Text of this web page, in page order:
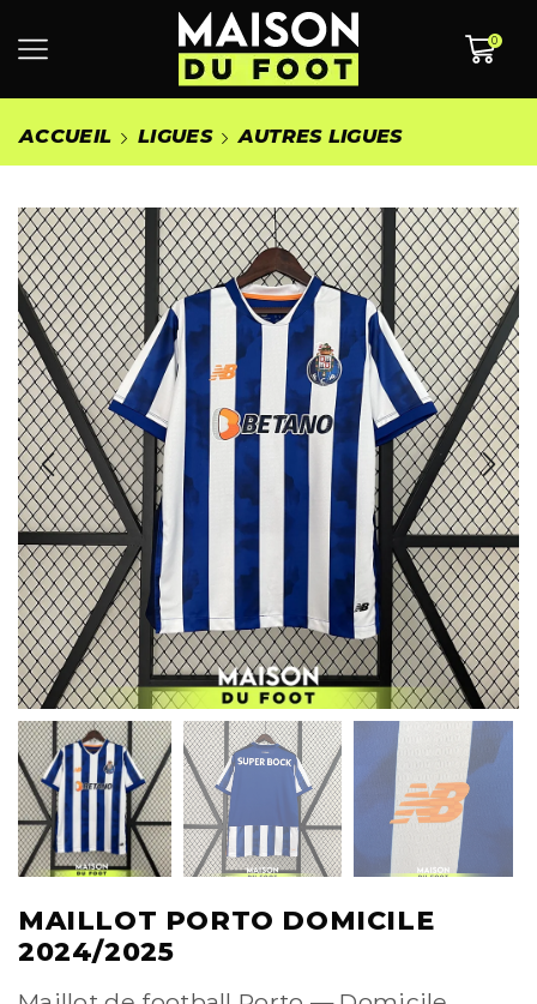
0
ACCUEIL LIGUES AUTRES LIGUES
MAILLOT PORTO DOMICILE
2024/2025